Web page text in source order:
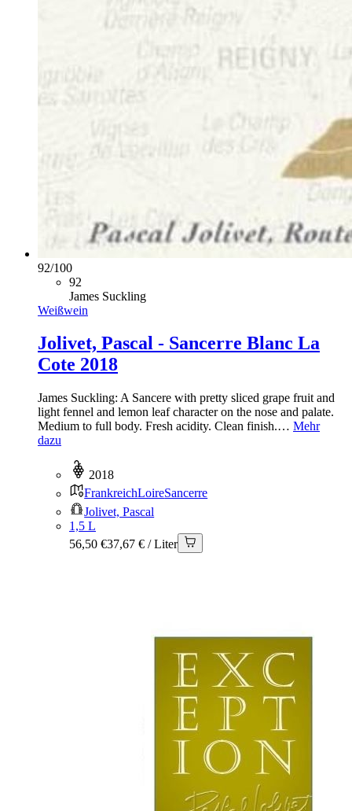
92/100
92
James Suckling
Weißwein
Jolivet, Pascal - Sancerre Blanc La
Cote 2018
James Suckling: A Sancere with pretty sliced grape fruit and
light fennel and lemon leaf character on the nose and palate.
Medium to full body. Fresh acidity. Clean finish.… Mehr
dazu
2018
FrankreichLoireSancerre
Jolivet, Pascal
1,5 L
56,50 €37,67 € / Liter